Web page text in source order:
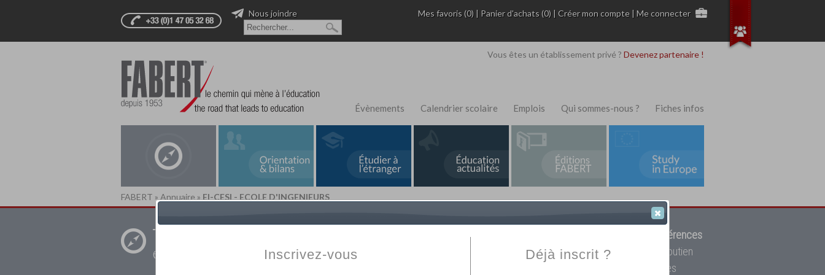
Mes favoris (0) | Panier d'achats (0) |Créer mon compte |Me connecter
Nous joindre
Vous êtes un établissement privé ? Devenez partenaire !
Évènements Calendrier scolaire Emplois Qui sommes-nous ? Fiches infos
FABERT » Annuaire » EI-CESI - ECOLE D'INGENIEURS
Trouver un
établissement privé
Fabert.com
12908 références
votre établissement privé, du primaire au supérieur, mais aussi des cours de soutien
scolaire et des cours à distance. Ce moteur regroupe toutes les écoles privées
Inscrivez-vous Déjà inscrit ?